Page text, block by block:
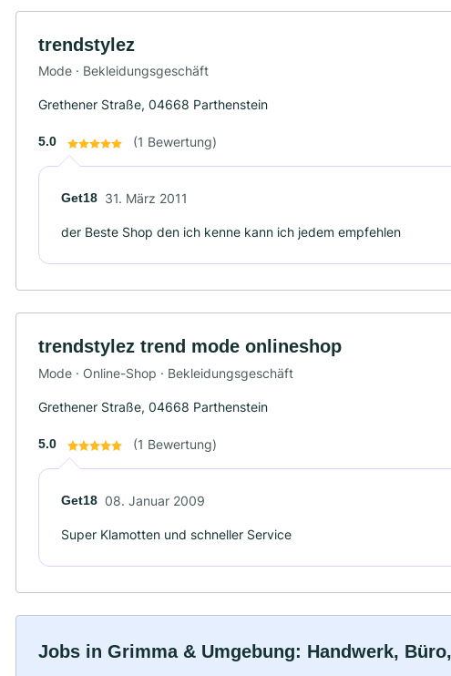
trendstylez
Mode · Bekleidungsgeschäft
Grethener Straße, 04668 Parthenstein
5.0 (1 Bewertung)
Get18 31. März 2011
der Beste Shop den ich kenne kann ich jedem empfehlen
trendstylez trend mode onlineshop
Mode · Online-Shop · Bekleidungsgeschäft
Grethener Straße, 04668 Parthenstein
5.0 (1 Bewertung)
Get18 08. Januar 2009
Super Klamotten und schneller Service
Jobs in Grimma & Umgebung: Handwerk,